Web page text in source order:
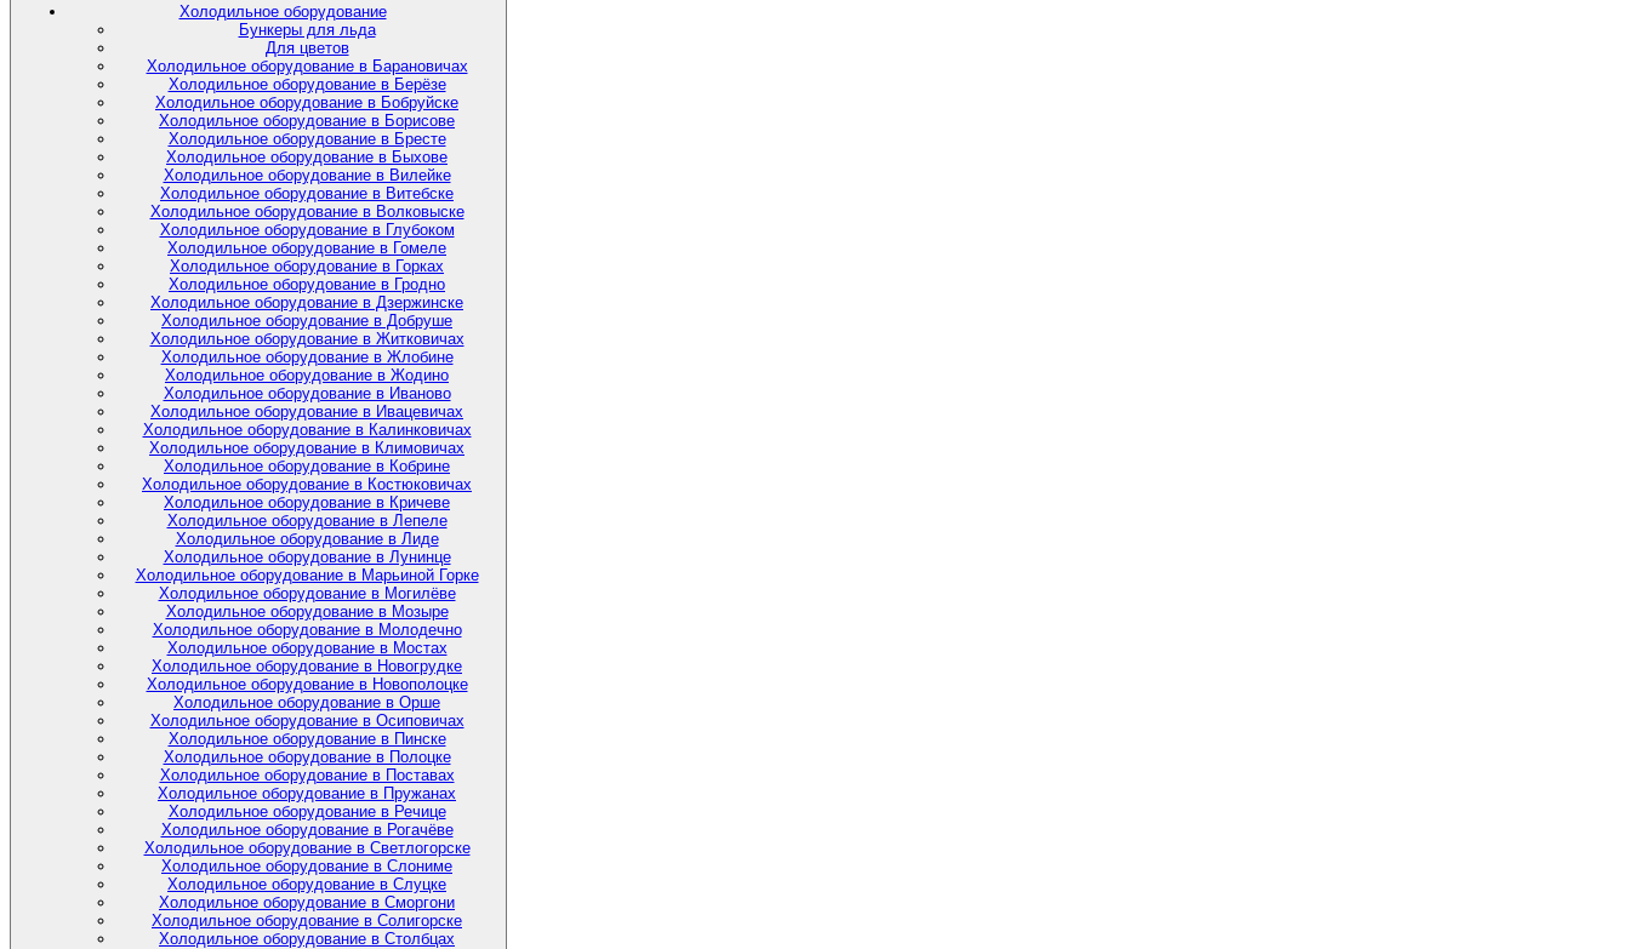
Холодильное оборудование
Бункеры для льда
Для цветов
Холодильное оборудование в Барановичах
Холодильное оборудование в Берёзе
Холодильное оборудование в Бобруйске
Холодильное оборудование в Борисове
Холодильное оборудование в Бресте
Холодильное оборудование в Быхове
Холодильное оборудование в Вилейке
Холодильное оборудование в Витебске
Холодильное оборудование в Волковыске
Холодильное оборудование в Глубоком
Холодильное оборудование в Гомеле
Холодильное оборудование в Горках
Холодильное оборудование в Гродно
Холодильное оборудование в Дзержинске
Холодильное оборудование в Добруше
Холодильное оборудование в Житковичах
Холодильное оборудование в Жлобине
Холодильное оборудование в Жодино
Холодильное оборудование в Иваново
Холодильное оборудование в Ивацевичах
Холодильное оборудование в Калинковичах
Холодильное оборудование в Климовичах
Холодильное оборудование в Кобрине
Холодильное оборудование в Костюковичах
Холодильное оборудование в Кричеве
Холодильное оборудование в Лепеле
Холодильное оборудование в Лиде
Холодильное оборудование в Лунинце
Холодильное оборудование в Марьиной Горке
Холодильное оборудование в Могилёве
Холодильное оборудование в Мозыре
Холодильное оборудование в Молодечно
Холодильное оборудование в Мостах
Холодильное оборудование в Новогрудке
Холодильное оборудование в Новополоцке
Холодильное оборудование в Орше
Холодильное оборудование в Осиповичах
Холодильное оборудование в Пинске
Холодильное оборудование в Полоцке
Холодильное оборудование в Поставах
Холодильное оборудование в Пружанах
Холодильное оборудование в Речице
Холодильное оборудование в Рогачёве
Холодильное оборудование в Светлогорске
Холодильное оборудование в Слониме
Холодильное оборудование в Слуцке
Холодильное оборудование в Сморгони
Холодильное оборудование в Солигорске
Холодильное оборудование в Столбцах